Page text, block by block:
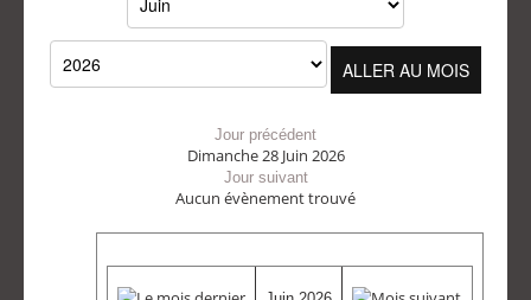
ALLER AU MOIS
Jour précédent
Dimanche 28 Juin 2026
Jour suivant
Aucun évènement trouvé